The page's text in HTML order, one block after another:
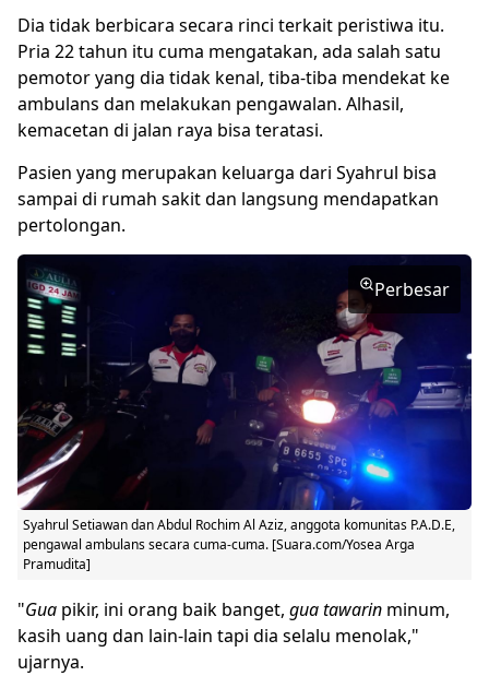
Dia tidak berbicara secara rinci terkait peristiwa itu.
Pria 22 tahun itu cuma mengatakan, ada salah satu
pemotor yang dia tidak kenal, tiba-tiba mendekat ke
ambulans dan melakukan pengawalan. Alhasil,
kemacetan di jalan raya bisa teratasi.
Pasien yang merupakan keluarga dari Syahrul bisa
sampai di rumah sakit dan langsung mendapatkan
pertolongan.
Perbesar
Syahrul Setiawan dan Abdul Rochim Al Aziz, anggota komunitas P.A.D.E,
pengawal ambulans secara cuma-cuma. [Suara.com/Yosea Arga
Pramudita]
"Gua pikir, ini orang baik banget, gua tawarin minum,
kasih uang dan lain-lain tapi dia selalu menolak,"
ujarnya.